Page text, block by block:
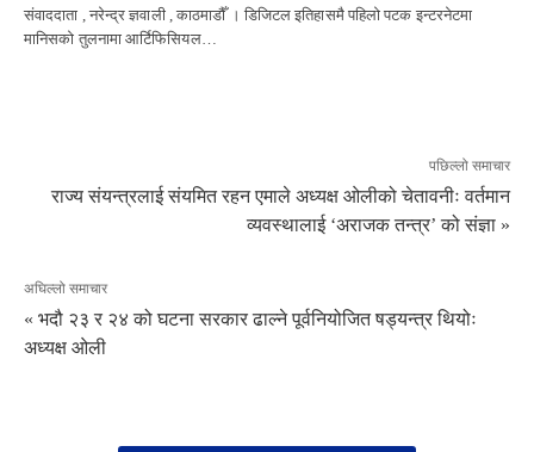
संवाददाता , नरेन्द्र ज्ञवाली , काठमाडौँ । डिजिटल इतिहासमै पहिलो पटक इन्टरनेटमा
मानिसको तुलनामा आर्टिफिसियल…
पछिल्लो समाचार
राज्य संयन्त्रलाई संयमित रहन एमाले अध्यक्ष ओलीको चेतावनीः वर्तमान
व्यवस्थालाई ‘अराजक तन्त्र’ को संज्ञा »
अघिल्लो समाचार
« भदौ २३ र २४ को घटना सरकार ढाल्ने पूर्वनियोजित षड्यन्त्र थियोः
अध्यक्ष ओली